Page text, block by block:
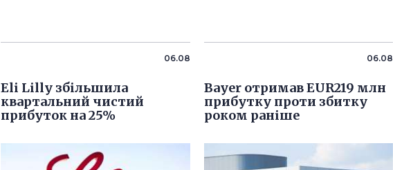
06.08
Eli Lilly збільшила
квартальний чистий
прибуток на 25%
06.08
Bayer отримав EUR219 млн
прибутку проти збитку
роком раніше